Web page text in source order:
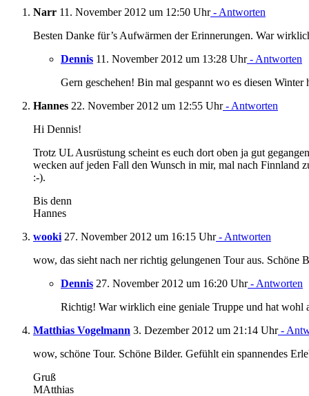
Narr 11. November 2012 um 12:50 Uhr- Antworten
Besten Danke für’s Aufwärmen der Erinnerungen. War
Dennis 11. November 2012 um 13:28 Uhr- Antworten
Gern geschehen! Bin mal gespannt wo es diesen Winter
Hannes 22. November 2012 um 12:55 Uhr- Antworten
Hi Dennis!
Trotz UL Ausrüstung scheint es euch dort oben ja gut
wecken auf jeden Fall den Wunsch in mir, mal nach Finnland
:-).
Bis denn
Hannes
wooki 27. November 2012 um 16:15 Uhr- Antworten
wow, das sieht nach ner richtig gelungenen Tour aus. Schöne
Dennis 27. November 2012 um 16:20 Uhr- Antworten
Richtig! War wirklich eine geniale Truppe und hat wohl
Matthias Vogelmann 3. Dezember 2012 um 21:14 Uhr-
wow, schöne Tour. Schöne Bilder. Gefühlt ein spannendes
Gruß
MAtthias